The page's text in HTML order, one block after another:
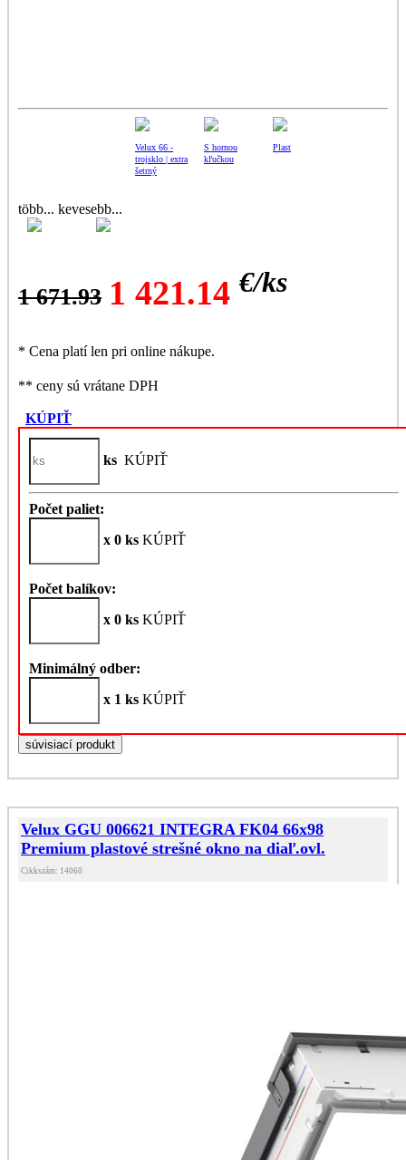
több... kevesebb...
Velux 66 -
trojsklo | extra
šetrný
S hornou
kľučkou
Plast
1 671.93 1 421.14 €/ks
* Cena platí len pri online nákupe.
** ceny sú vrátane DPH
KÚPIŤ
ks KÚPIŤ
Počet paliet:
x 0 ks KÚPIŤ
Počet balíkov:
x 0 ks KÚPIŤ
Minimálný odber:
x 1 ks KÚPIŤ
súvisiací produkt
Velux GGU 006621 INTEGRA FK04 66x98
Premium plastové strešné okno na diaľ.ovl.
Cikkszám: 14060